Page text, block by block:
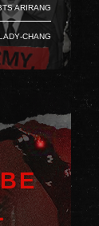
Arirang
Chang